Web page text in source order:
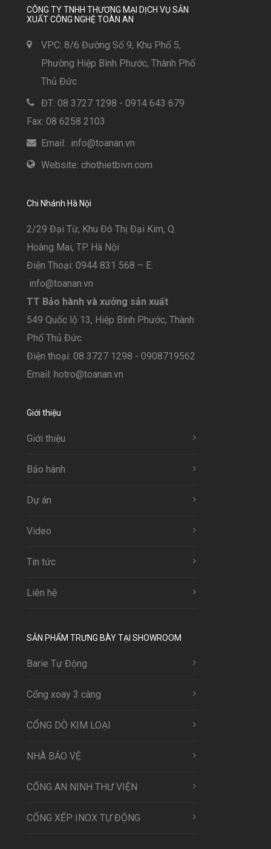
CÔNG TY TNHH THƯƠNG MẠI DỊCH VỤ SẢN
XUẤT CÔNG NGHỆ TOÀN AN
VPC: 8/6 Đường Số 9, Khu Phố 5,
Phường Hiệp Bình Phước, Thành Phố
Thủ Đức
ĐT: 08 3727 1298 - 0914 643 679
Fax: 08 6258 2103
Email: info@toanan.vn
Website: chothietbivn.com
Chi Nhánh Hà Nội
2/29 Đại Từ, Khu Đô Thị Đại Kim, Q.
Hoàng Mai, TP. Hà Nội
Điện Thoại: 0944 831 568 – E.
info@toanan.vn
TT Bảo hành và xưởng sản xuất
549 Quốc lộ 13, Hiệp Bình Phước, Thành
Phố Thủ Đức
Điện thoại: 08 3727 1298 - 0908719562
Email: hotro@toanan.vn
Giới thiệu
Giới thiệu
Bảo hành
Dự án
Video
Tin tức
Liên hệ
SẢN PHẨM TRƯNG BÀY TẠI SHOWROOM
Barie Tự Động
Cổng xoay 3 càng
CỔNG DÒ KIM LOẠI
NHÀ BẢO VỆ
CỔNG AN NINH THƯ VIỆN
CỔNG XẾP INOX TỰ ĐỘNG